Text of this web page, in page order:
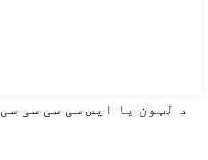
د لټون یا ایس سی سی سی سی